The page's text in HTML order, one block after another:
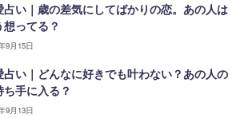
占い｜歳の差気にしてばかりの恋。あの人は
想ってる？
9月15日
占い｜どんなに好きでも叶わない？あの人の
ち手に入る？
9月13日